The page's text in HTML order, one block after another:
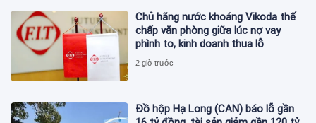
Chủ hãng nước khoáng Vikoda thế
chấp văn phòng giữa lúc nợ vay
phình to, kinh doanh thua lỗ
2 giờ trước
Đồ hộp Hạ Long (CAN) báo lỗ gần